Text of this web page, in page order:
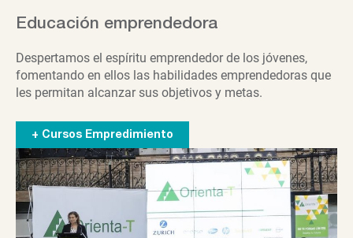
Educación emprendedora
Despertamos el espíritu emprendedor de los jóvenes,
fomentando en ellos las habilidades emprendedoras que
les permitan alcanzar sus objetivos y metas.
+ Cursos Empredimiento